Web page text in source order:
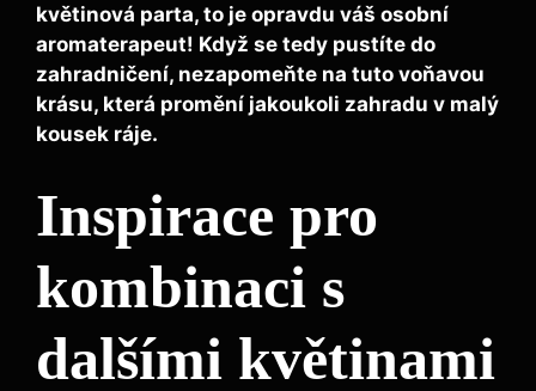
květinová parta, to je opravdu váš osobní
aromaterapeut! Když se tedy pustíte do
zahradničení, nezapomeňte na tuto voňavou
krásu, která promění jakoukoli zahradu v malý
kousek ráje.
Inspirace pro
kombinaci s
dalšími květinami